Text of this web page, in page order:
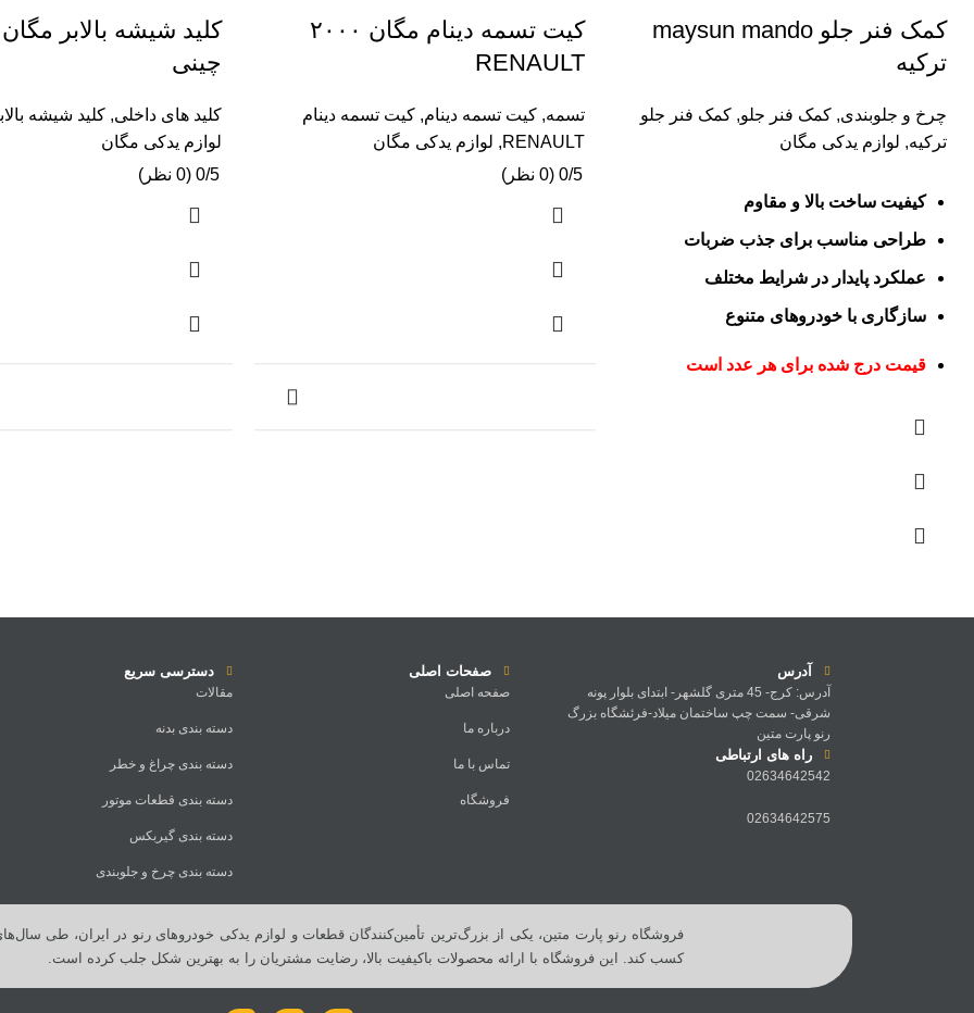
کمک فنر جلو maysun mando
ترکیه
چرخ و جلوبندی, کمک فنر جلو, کمک فنر جلو
ترکیه, لوازم یدکی مگان
کیفیت ساخت بالا و مقاوم
طراحی مناسب برای جذب ضربات
عملکرد پایدار در شرایط مختلف
سازگاری با خودروهای متنوع
قیمت درج شده برای هر عدد است
کیت تسمه دینام مگان ۲۰۰۰
RENAULT
تسمه,کیت تسمه دینام,کیت تسمه دینام
RENAULT
, لوازم یدکی مگان
0/5 (0 نظر)
چینی
کلید های داخلی, کلید شیشه
لوازم یدکی مگان
0/5 (0 نظر)
آدرس
آدرس: کرج- 45 متری گلشهر- ابتدای بلوار پونه
شرقی- سمت چپ ساختمان میلاد-فرئشگاه بزرگ
رنو پارت متین
راه های ارتباطی
02634642542
02634642575
صفحات اصلی
صفحه اصلی
درباره ما
تماس با ما
فروشگاه
دسترسی سریع
مقالات
دسته بندی بدنه
دسته بندی چراغ و خطر
دسته بندی قطعات موتور
دسته بندی گیربکس
دسته بندی چرخ و جلوبندی
فروشگاه رنو پارت متین، یکی از بزرگ‌ترین تأمین‌کنندگان قطعات و لوازم یدکی خودروهای رنو در ایران، طی
کسب کند. این فروشگاه با ارائه محصولات باکیفیت بالا، رضایت مشتریان را به بهترین شکل جلب کرده است.